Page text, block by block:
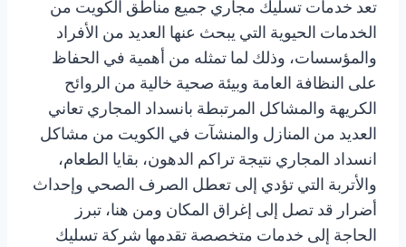
تعد خدمات تسليك مجاري جميع مناطق الكويت من
الخدمات الحيوية التي يبحث عنها العديد من الأفراد
والمؤسسات، وذلك لما تمثله من أهمية في الحفاظ
على النظافة العامة وبيئة صحية خالية من الروائح
الكريهة والمشاكل المرتبطة بانسداد المجاري تعاني
العديد من المنازل والمنشآت في الكويت من مشاكل
انسداد المجاري نتيجة تراكم الدهون، بقايا الطعام،
والأتربة التي تؤدي إلى تعطل الصرف الصحي وإحداث
أضرار قد تصل إلى إغراق المكان ومن هنا، تبرز
الحاجة إلى خدمات متخصصة تقدمها شركة تسليك